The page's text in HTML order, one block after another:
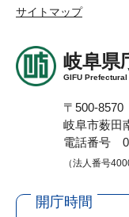
サイトマップ
岐阜県
GIFU
〒500-8570
岐阜市薮田
電話番号
（法人番号
開庁時間